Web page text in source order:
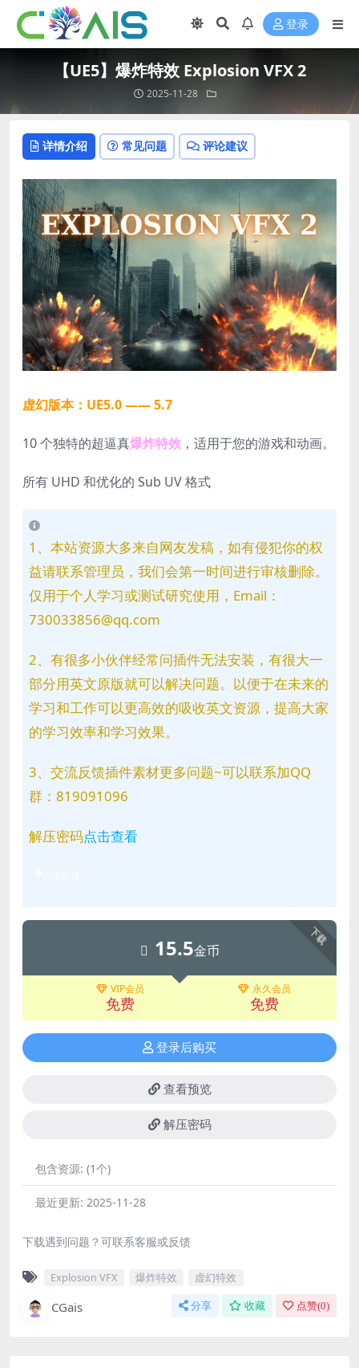
登录
【UE5】爆炸特效 Explosion VFX 2
2025-11-28
详情介绍 常见问题 评论建议
虚幻版本：UE5.0 —— 5.7
10 个独特的超逼真爆炸特效 ，适用于您的游戏和动画。
所有 UHD 和优化的 Sub UV 格式
1、本站资源大多来自网友发稿，如有侵犯你的权
益请联系管理员，我们会第一时间进行审核删除。
仅用于个人学习或测试研究使用，Email：
730033856@qq.com
2、有很多小伙伴经常问插件无法安装，有很大一
部分用英文原版就可以解决问题。以便于在未来的
学习和工作可以更高效的吸收英文资源，提高大家
的学习效率和学习效果。
3、交流反馈插件素材更多问题~可以联系加QQ
群：819091096
解压密码点击查看
下载
15.5金币
VIP会员
免费
永久会员
免费
登录后购买
查看预览
解压密码
包含资源: (1个)
最近更新: 2025-11-28
下载遇到问题？可联系客服或反馈
Explosion VFX 爆炸特效 虚幻特效
CGais 分享 收藏 点赞(0)